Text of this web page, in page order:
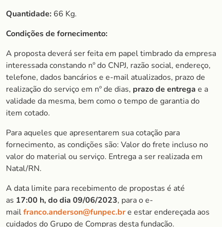
Quantidade: 66 Kg.
Condições de fornecimento:
A proposta deverá ser feita em papel timbrado da empresa
interessada constando nº do CNPJ, razão social, endereço,
telefone, dados bancários e e-mail atualizados, prazo de
realização do serviço em nº de dias, prazo de entrega e a
validade da mesma, bem como o tempo de garantia do
item cotado.
Para aqueles que apresentarem sua cotação para
fornecimento, as condições são: Valor do frete incluso no
valor do material ou serviço. Entrega a ser realizada em
Natal/RN.
A data limite para recebimento de propostas é até
as 17:00 h, do dia 09/06/2023, para o e-
mailfranco.anderson@funpec.bre estar endereçada aos
cuidados do Grupo de Compras desta fundação.